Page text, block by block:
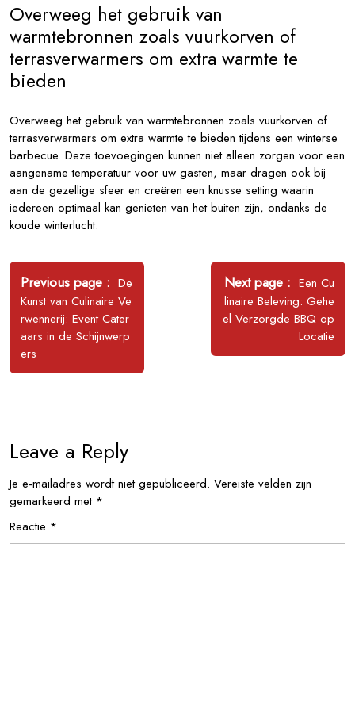
Overweeg het gebruik van
warmtebronnen zoals vuurkorven of
terrasverwarmers om extra warmte te
bieden
Overweeg het gebruik van warmtebronnen zoals vuurkorven of
terrasverwarmers om extra warmte te bieden tijdens een winterse
barbecue. Deze toevoegingen kunnen niet alleen zorgen voor een
aangename temperatuur voor uw gasten, maar dragen ook bij
aan de gezellige sfeer en creëren een knusse setting waarin
iedereen optimaal kan genieten van het buiten zijn, ondanks de
koude winterlucht.
Bericht
navigatie
Previous page
Older
Posts
De
Kunst van Culinaire Ve
rwennerij: Event Cater
aars in de Schijnwerp
ers
Next page
Newer
Posts
Een Cu
linaire Beleving: Gehe
el Verzorgde BBQ op
Locatie
Leave a Reply
Je e-mailadres wordt niet gepubliceerd. Vereiste velden zijn
gemarkeerd met *
Reactie *